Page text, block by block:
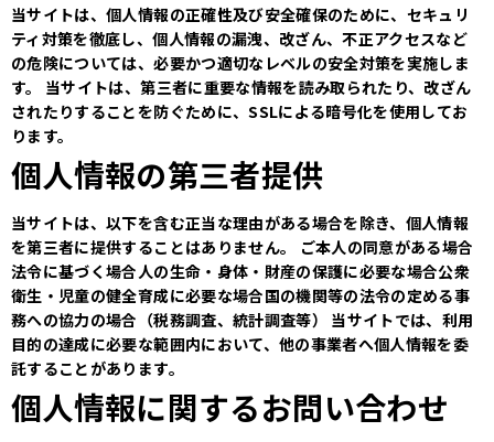
当サイトは、個人情報の正確性及び安全確保のために、セキュリ
ティ対策を徹底し、個人情報の漏洩、改ざん、不正アクセスなど
の危険については、必要かつ適切なレベルの安全対策を実施しま
す。
当サイトは、第三者に重要な情報を読み取られたり、改ざん
されたりすることを防ぐために、SSLによる暗号化を使用してお
ります。
個人情報の第三者提供
当サイトは、以下を含む正当な理由がある場合を除き、個人情報
を第三者に提供することはありません。
ご本人の同意がある場合
法令に基づく場合人の生命・身体・財産の保護に必要な場合公衆
衛生・児童の健全育成に必要な場合国の機関等の法令の定める事
務への協力の場合（税務調査、統計調査等）
当サイトでは、利用
目的の達成に必要な範囲内において、他の事業者へ個人情報を委
託することがあります。
個人情報に関するお問い合わせ